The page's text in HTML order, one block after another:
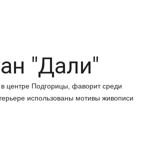
"Дали"
центре Подгорицы, фаворит среди
использованы мотивы живописи